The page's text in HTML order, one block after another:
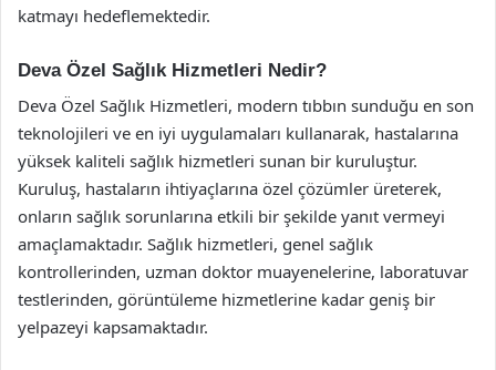
katmayı hedeflemektedir.
Deva Özel Sağlık Hizmetleri Nedir?
Deva Özel Sağlık Hizmetleri, modern tıbbın sunduğu en son
teknolojileri ve en iyi uygulamaları kullanarak, hastalarına
yüksek kaliteli sağlık hizmetleri sunan bir kuruluştur.
Kuruluş, hastaların ihtiyaçlarına özel çözümler üreterek,
onların sağlık sorunlarına etkili bir şekilde yanıt vermeyi
amaçlamaktadır. Sağlık hizmetleri, genel sağlık
kontrollerinden, uzman doktor muayenelerine, laboratuvar
testlerinden, görüntüleme hizmetlerine kadar geniş bir
yelpazeyi kapsamaktadır.